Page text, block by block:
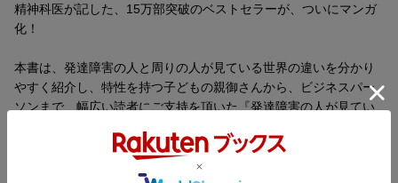
精神科医が記した、15万部突破のベストセラーが、ついにマンガ
化！
本書は、発達障害の人と周りの人が見ている世界の違いを分かり
やすく紹介し、特性を持つ子どもの親御さんから、ビジネスパー
ソンまで、幅広い読者にご支持を頂いた『発達障害の人が見てい